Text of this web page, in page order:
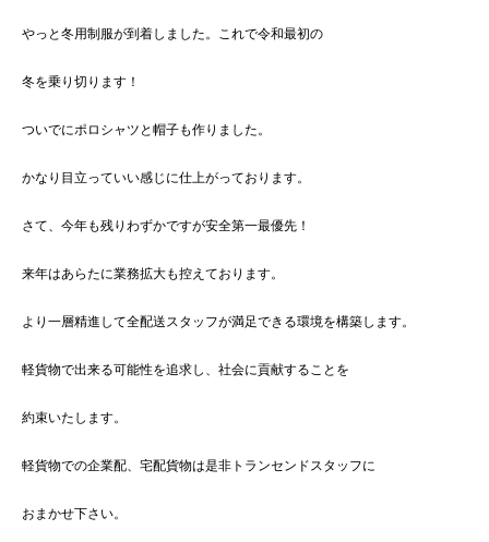
やっと冬用制服が到着しました。これで令和最初の
冬を乗り切ります！
ついでにポロシャツと帽子も作りました。
かなり目立っていい感じに仕上がっております。
さて、今年も残りわずかですが安全第一最優先！
来年はあらたに業務拡大も控えております。
より一層精進して全配送スタッフが満足できる環境を構築します。
軽貨物で出来る可能性を追求し、社会に貢献することを
約束いたします。
軽貨物での企業配、宅配貨物は是非トランセンドスタッフに
おまかせ下さい。